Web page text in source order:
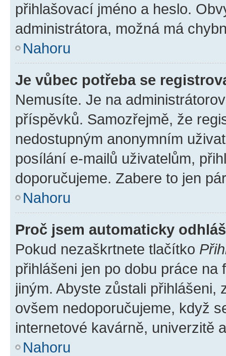
přihlašovací jméno a heslo.
administrátora, možná má
Nahoru
Je vůbec potřeba se
Nemusíte. Je na
příspěvků. Samozřejmě, že
nedostupným anonymním
posílání e-mailů uživatelům,
doporučujeme. Zabere to jen
Nahoru
Proč jsem automaticky
Pokud nezaškrtnete tlačítko
přihlášeni jen po dobu práce
jiným. Abyste zůstali přihlášeni,
ovšem nedoporučujeme, když
internetové kavárně, univerzitě
Nahoru